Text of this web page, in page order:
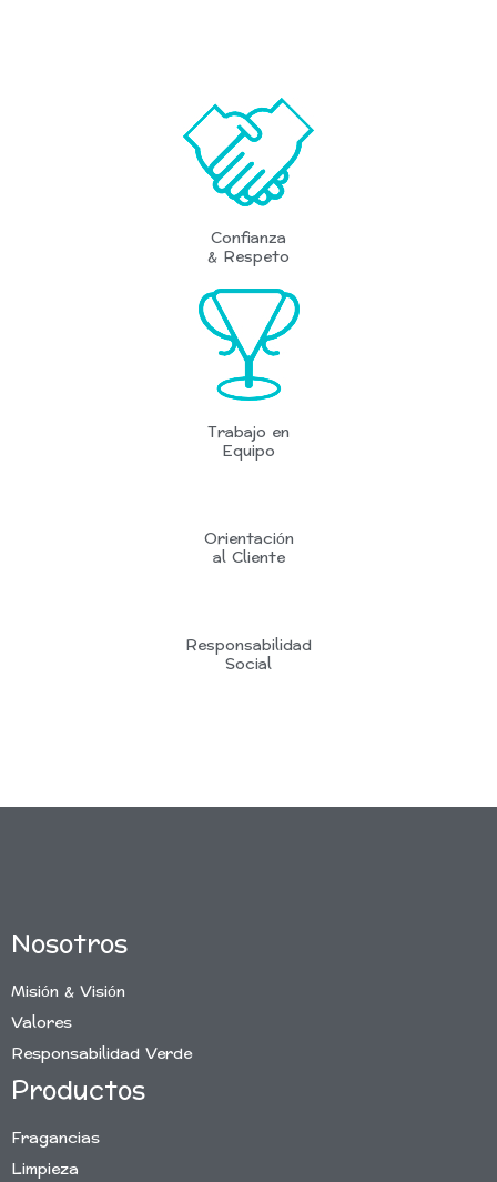
Confianza
& Respeto
Trabajo en
Equipo
Orientación
al Cliente
Responsabilidad
Social
Nosotros
Misión & Visión
Valores
Responsabilidad Verde
Productos
Fragancias
Limpieza